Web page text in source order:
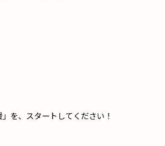
を、スタートしてください！